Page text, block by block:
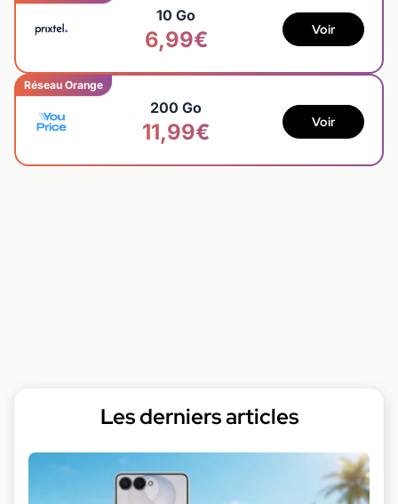
10 Go
6,99€ Voir
Réseau Orange
200 Go
11,99€ Voir
Les derniers articles